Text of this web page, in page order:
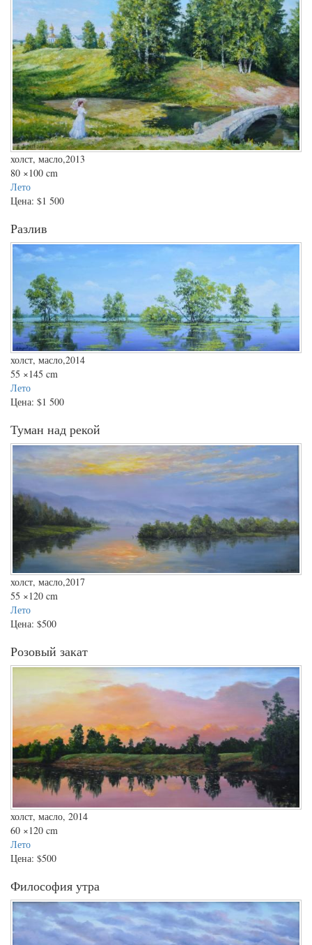
холст, масло,2013
80 ×100 cm
Лето
Цена: $1 500
Разлив
холст, масло,2014
55 ×145 cm
Лето
Цена: $1 500
Туман над рекой
холст, масло,2017
55 ×120 cm
Лето
Цена: $500
Розовый закат
холст, масло, 2014
60 ×120 cm
Лето
Цена: $500
Философия утра